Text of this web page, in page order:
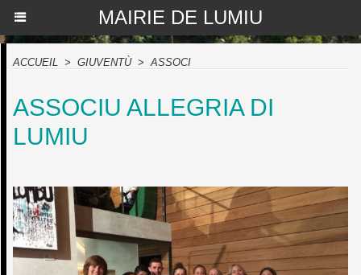
MAIRIE DE LUMIU
ACCUEIL > GIUVENTÙ > ASSOCI
ASSOCIU ALLEGRIA DI
LUMIU